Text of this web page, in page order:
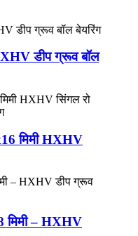
डीप ग्रूव बॉल
मिमी HXHV
मिमी – HXHV